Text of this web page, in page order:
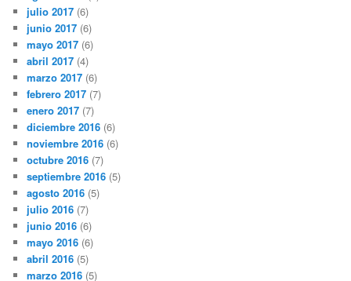
julio 2017 (6)
junio 2017 (6)
mayo 2017 (6)
abril 2017 (4)
marzo 2017 (6)
febrero 2017 (7)
enero 2017 (7)
diciembre 2016 (6)
noviembre 2016 (6)
octubre 2016 (7)
septiembre 2016 (5)
agosto 2016 (5)
julio 2016 (7)
junio 2016 (6)
mayo 2016 (6)
abril 2016 (5)
marzo 2016 (5)